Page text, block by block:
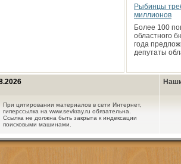
Рыбинцы
миллионов
Более 100
областного
года
депутаты
При цитировании материалов в сети Интернет,
гиперссылка на www.sevkray.ru обязательна.
Ссылка не должна быть закрыта к индексации
поисковыми машинами.